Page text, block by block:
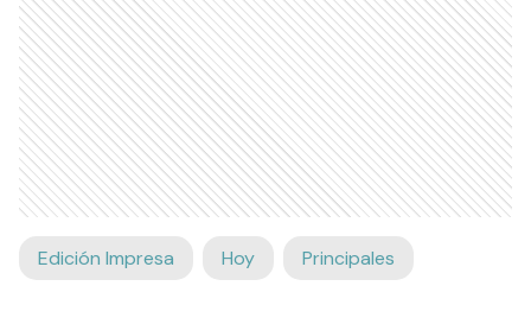
Edición Impresa Hoy Principales